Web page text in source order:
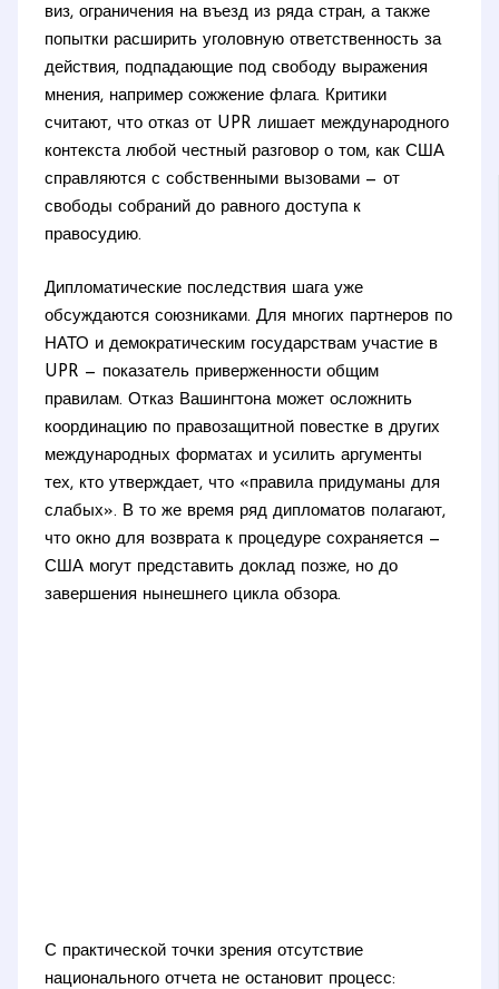
виз, ограничения на въезд из ряда стран, а также
попытки расширить уголовную ответственность за
действия, подпадающие под свободу выражения
мнения, например сожжение флага. Критики
считают, что отказ от UPR лишает международного
контекста любой честный разговор о том, как США
справляются с собственными вызовами — от
свободы собраний до равного доступа к
правосудию.
Дипломатические последствия шага уже
обсуждаются союзниками. Для многих партнеров по
НАТО и демократическим государствам участие в
UPR — показатель приверженности общим
правилам. Отказ Вашингтона может осложнить
координацию по правозащитной повестке в других
международных форматах и усилить аргументы
тех, кто утверждает, что «правила придуманы для
слабых». В то же время ряд дипломатов полагают,
что окно для возврата к процедуре сохраняется —
США могут представить доклад позже, но до
завершения нынешнего цикла обзора.
С практической точки зрения отсутствие
национального отчета не остановит процесс: